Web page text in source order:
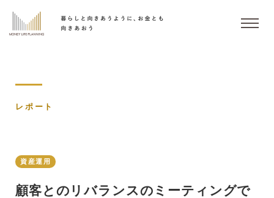
レポート
資産運用
顧客とのリバランスのミーティングで